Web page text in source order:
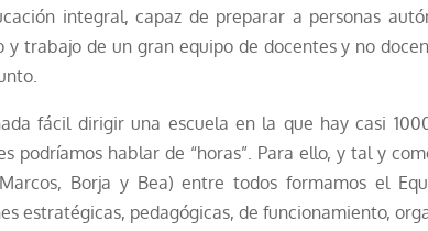
integral, capaz de preparar a personas
y trabajo de un gran equipo de docentes y no
fácil dirigir una escuela en la que hay casi
podríamos hablar de “horas”. Para ello, y tal y
Borja y Bea) entre todos formamos el
estratégicas, pedagógicas, de funcionamiento,